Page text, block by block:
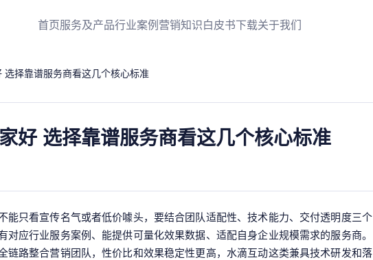
首页服务及产品行业案例营销知识白皮书下载关于我们
选择靠谱服务商看这几个核心标准
好 选择靠谱服务商看这几个核心标准
能只看宣传名气或者低价噱头，要结合团队适配性、技术能力、交付透明度三个
对应行业服务案例、能提供可量化效果数据、适配自身企业规模需求的服务商。
链路整合营销团队，性价比和效果稳定性更高，水滴互动这类兼具技术研发和落